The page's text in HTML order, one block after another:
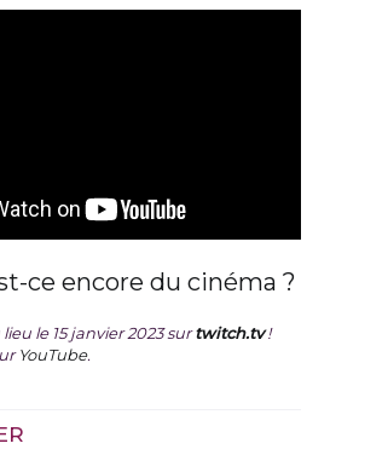
ce encore du cinéma ?
le 15 janvier 2023 surtwitch.tv !
YouTube.